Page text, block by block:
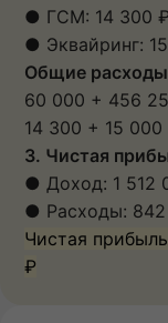
● ГСМ: 14 300 ₽
● Эквайринг:
Общие
60 000 + 456
14 300 + 15
3. Чистая
● Доход: 1 512
● Расходы:
Чистая
₽